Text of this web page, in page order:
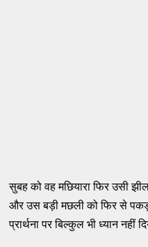
सुबह को वह मछियारा फिर उसी
और उस बड़ी मछली को फिर से
प्रार्थना पर बिल्कुल भी ध्यान नहीं